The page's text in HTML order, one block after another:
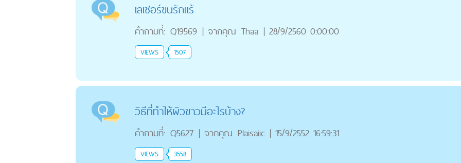
เลเซอร์ขนรักแร้
คำถามที่: Q19569 | จากคุณ Thaa | 28/9/2560 0:00:00
VIEWS 1507
วิธีที่ทำให้ผิวขาวมีอะไรบ้าง?
คำถามที่: Q5627 | จากคุณ Plaisaiic | 15/9/2552 16:59:31
VIEWS 3558